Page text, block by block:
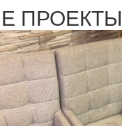
ПРОЕКТЫ